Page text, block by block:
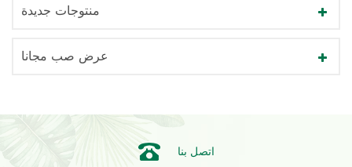
منتوجات جديدة
عرض صب مجانا
اتصل بنا